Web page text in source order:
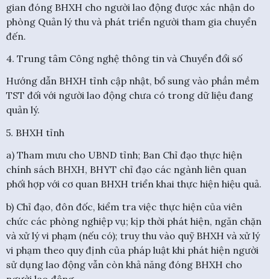
gian đóng BHXH cho người lao động được xác nhận do
phòng Quản lý thu và phát triển người tham gia chuyển
đến.
4. Trung tâm Công nghệ thông tin và Chuyển đổi số
Hướng dẫn BHXH tỉnh cập nhật, bổ sung vào phần mềm
TST đối với người lao động chưa có trong dữ liệu đang
quản lý.
5. BHXH tỉnh
a) Tham mưu cho UBND tỉnh; Ban Chỉ đạo thực hiện
chính sách BHXH, BHYT chỉ đạo các ngành liên quan
phối hợp với cơ quan BHXH triển khai thực hiện hiệu quả.
b) Chỉ đạo, đôn đốc, kiểm tra việc thực hiện của viên
chức các phòng nghiệp vụ; kịp thời phát hiện, ngăn chặn
và xử lý vi phạm (nếu có); truy thu vào quỹ BHXH và xử lý
vi phạm theo quy định của pháp luật khi phát hiện người
sử dụng lao động vẫn còn khả năng đóng BHXH cho